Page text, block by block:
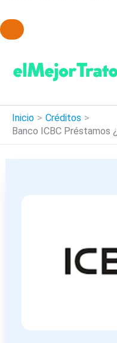
contenido
Inicio
Créditos
Banco ICBC Préstamos